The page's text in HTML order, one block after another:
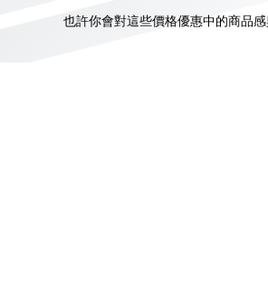
也許你會對這些價格優惠中的商品感